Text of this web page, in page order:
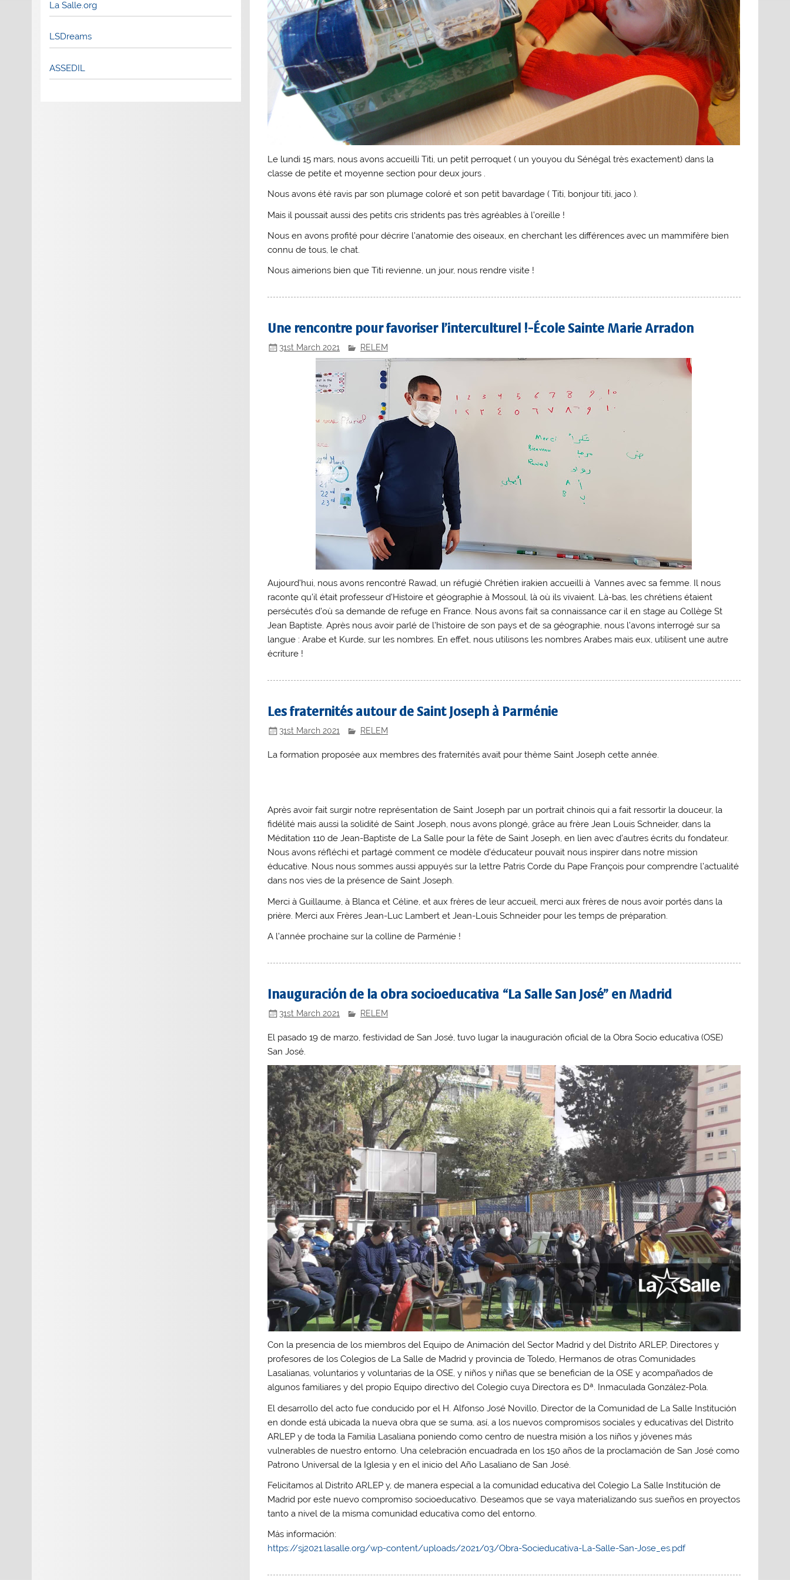
Le lundi 15 mars, nous avons accueilli Titi, un petit perroquet ( un youyou du Sénégal très exactement) dans la
classe de petite et moyenne section pour deux jours .
Nous avons été ravis par son plumage coloré et son petit bavardage ( Titi, bonjour titi, jaco ).
Mais il poussait aussi des petits cris stridents pas très agréables à l’oreille !
Nous en avons profité pour décrire l’anatomie des oiseaux, en cherchant les différences avec un mammifère bien
connu de tous, le chat.
Nous aimerions bien que Titi revienne, un jour, nous rendre visite !
Une rencontre pour favoriser l’interculturel !-École Sainte Marie Arradon
31st March 2021 RELEM
Aujourd’hui, nous avons rencontré Rawad, un réfugié Chrétien irakien accueilli à Vannes avec sa femme. Il nous
raconte qu’il était professeur d’Histoire et géographie à Mossoul, là où ils vivaient. Là-bas, les chrétiens étaient
persécutés d’où sa demande de refuge en France. Nous avons fait sa connaissance car il en stage au Collège St
Jean Baptiste. Après nous avoir parlé de l’histoire de son pays et de sa géographie, nous l’avons interrogé sur sa
langue : Arabe et Kurde, sur les nombres. En effet, nous utilisons les nombres Arabes mais eux, utilisent une autre
écriture !
Les fraternités autour de Saint Joseph à Parménie
31st March 2021 RELEM
La formation proposée aux membres des fraternités avait pour thème Saint Joseph cette année.
Après avoir fait surgir notre représentation de Saint Joseph par un portrait chinois qui a fait ressortir la douceur, la
fidélité mais aussi la solidité de Saint Joseph, nous avons plongé, grâce au frère Jean Louis Schneider, dans la
Méditation 110 de Jean-Baptiste de La Salle pour la fête de Saint Joseph, en lien avec d’autres écrits du fondateur.
Nous avons réfléchi et partagé comment ce modèle d’éducateur pouvait nous inspirer dans notre mission
éducative. Nous nous sommes aussi appuyés sur la lettre Patris Corde du Pape François pour comprendre l’actualité
dans nos vies de la présence de Saint Joseph.
Merci à Guillaume, à Blanca et Céline, et aux frères de leur accueil, merci aux frères de nous avoir portés dans la
prière. Merci aux Frères Jean-Luc Lambert et Jean-Louis Schneider pour les temps de préparation.
A l’année prochaine sur la colline de Parménie !
Inauguración de la obra socioeducativa “La Salle San José” en Madrid
31st March 2021 RELEM
El pasado 19 de marzo, festividad de San José, tuvo lugar la inauguración oficial de la Obra Socio educativa (OSE)
San José.
Con la presencia de los miembros del Equipo de Animación del Sector Madrid y del Distrito ARLEP, Directores y
profesores de los Colegios de La Salle de Madrid y provincia de Toledo, Hermanos de otras Comunidades
Lasalianas, voluntarios y voluntarias de la OSE, y niños y niñas que se benefician de la OSE y acompañados de
algunos familiares y del propio Equipo directivo del Colegio cuya Directora es Dª. Inmaculada González-Pola.
El desarrollo del acto fue conducido por el H. Alfonso José Novillo, Director de la Comunidad de La Salle Institución
en donde está ubicada la nueva obra que se suma, así, a los nuevos compromisos sociales y educativas del Distrito
ARLEP y de toda la Familia Lasaliana poniendo como centro de nuestra misión a los niños y jóvenes más
vulnerables de nuestro entorno. Una celebración encuadrada en los 150 años de la proclamación de San José como
Patrono Universal de la Iglesia y en el inicio del Año Lasaliano de San José.
Felicitamos al Distrito ARLEP y, de manera especial a la comunidad educativa del Colegio La Salle Institución de
Madrid por este nuevo compromiso socioeducativo. Deseamos que se vaya materializando sus sueños en proyectos
tanto a nivel de la misma comunidad educativa como del entorno.
Más información:
https://sj2021.lasalle.org/wp-content/uploads/2021/03/Obra-Socieducativa-La-Salle-San-Jose_es.pdf
La Salle.org
LSDreams
ASSEDIL